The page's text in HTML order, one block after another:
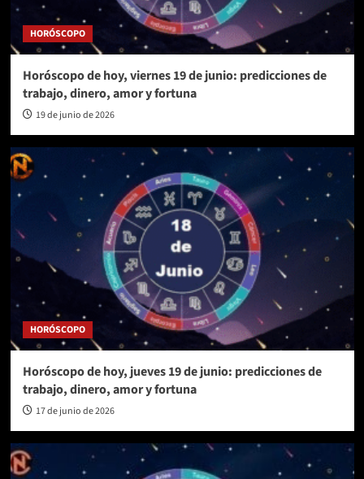
HORÓSCOPO
Horóscopo de hoy, viernes 19 de junio: predicciones de
trabajo, dinero, amor y fortuna
19 de junio de 2026
HORÓSCOPO
Horóscopo de hoy, jueves 19 de junio: predicciones de
trabajo, dinero, amor y fortuna
17 de junio de 2026